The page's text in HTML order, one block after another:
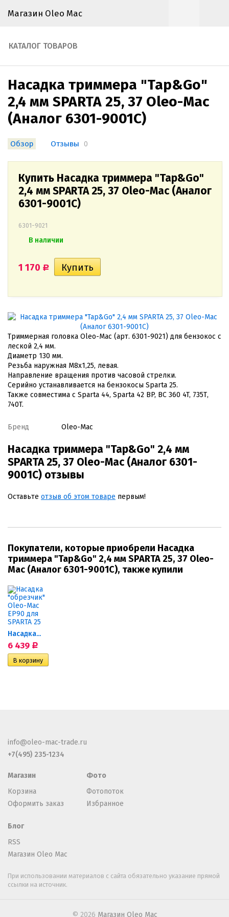
Магазин Oleo Mac
КАТАЛОГ ТОВАРОВ
Насадка триммера "Tap&Go"
2,4 мм SPARTA 25, 37 Oleo-Mac
(Аналог 6301-9001С)
Обзор Отзывы 0
Купить Насадка триммера "Tap&Go"
2,4 мм SPARTA 25, 37 Oleo-Mac (Аналог
6301-9001С)
6301-9021
В наличии
1 170 Р
Триммерная головка Oleo-Mac (арт. 6301-9021) для бензокос с
леской 2,4 мм.
Диаметр 130 мм.
Резьба наружная М8х1,25, левая.
Направление вращения против часовой стрелки.
Серийно устанавливается на бензокосы Sparta 25.
Также совместима с Sparta 44, Sparta 42 BP, BC 360 4T, 735Т,
740T.
Бренд Oleo-Mac
Насадка триммера "Tap&Go" 2,4 мм
SPARTA 25, 37 Oleo-Mac (Аналог 6301-
9001С) отзывы
Оставьте отзыв об этом товаре первым!
Покупатели, которые приобрели Насадка
триммера "Tap&Go" 2,4 мм SPARTA 25, 37 Oleo-
Mac (Аналог 6301-9001С), также купили
Насадка...
6 439 Р
info@oleo-mac-trade.ru
+7(495) 235-1234
Магазин
Корзина
Оформить заказ
Фото
Фотопоток
Избранное
Блог
RSS
Магазин Oleo Mac
При использовании материалов с сайта обязательно указание прямой
ссылки на источник.
© 2026 Магазин Oleo Mac